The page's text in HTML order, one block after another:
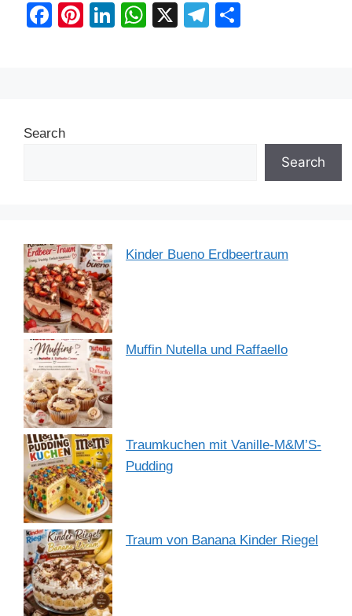
F
o
Pi
Li
W
X
T
Search
Search
Kinder Bueno Erdbeertraum
Muffin Nutella und Raffaello
Traumkuchen mit Vanille-M&M’S-
Pudding
Traum von Banana Kinder Riegel